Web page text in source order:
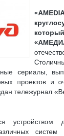
РЕГИСТРАЦИЯ
DVB-S/S2)
РЫБАЛКИ
ПОЧЕМУ У
НА ТЕЛЕВИЗОРЕ С
ПЕРЕХОДНИК:
сериалы,
проектов и
тележурнал
устройством
систем